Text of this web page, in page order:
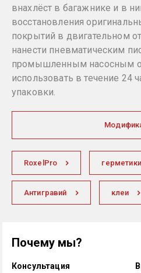
внахлёст в багажнике и в
восстановления
покрытий в двигательном
нанести пневматическим
промышленным насосным
использовать в течение 24
упаковки.
RoxelPro герметики
Антигравий клеи
Почему мы?
Консультация